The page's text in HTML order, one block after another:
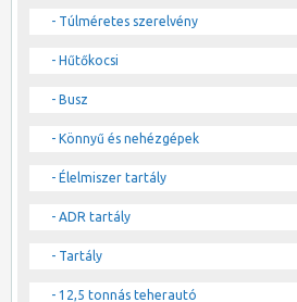
- Túlméretes szerelvény
- Hűtőkocsi
- Busz
- Könnyű és nehézgépek
- Élelmiszer tartály
- ADR tartály
- Tartály
- 12,5 tonnás teherautó